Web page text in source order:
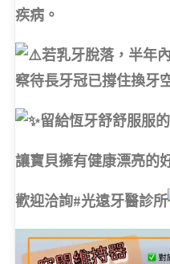
疾病。
若乳牙脫落，半年
察待長牙冠已撐住換牙
留給恆牙舒舒服服
讓寶貝擁有健康漂亮的
歡迎洽詢#光遠牙醫診所